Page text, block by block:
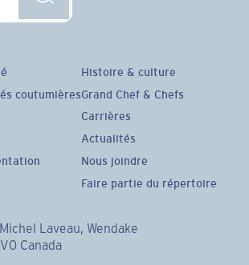
Laveau, Wendake
Canada
coutumières
Histoire & culture
Grand Chef & Chefs
Carrières
Actualités
Nous joindre
Faire partie du répertoire